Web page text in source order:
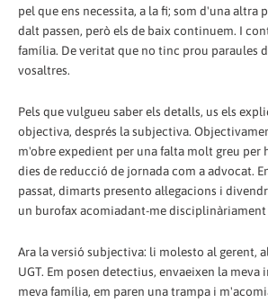
pel que ens necessita, a la fi; som d'una altra
dalt passen, però els de baix continuem. I
família. De veritat que no tinc prou paraules
vosaltres.
Pels que vulgueu saber els detalls, us els
objectiva, després la subjectiva.
m'obre expedient per una falta molt greu per
dies de reducció de jornada com a advocat.
passat, dimarts presento al·legacions i
un burofax acomiadant-me disciplinàriament
Ara la versió subjectiva: li molesto al gerent,
UGT. Em posen detectius, envaeixen la
meva família, em paren una trampa i